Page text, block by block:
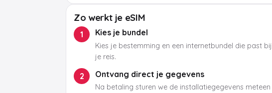
Zo werkt je eSIM
1 Kies je bundel
Kies je bestemming en een internetbundel die past bij
je reis.
2 Ontvang direct je gegevens
Na betaling sturen we de installatiegegevens meteen